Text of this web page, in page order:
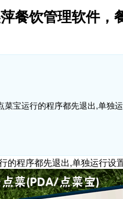
餐饮管理软件，
菜宝运行的程序都先退出,单独
的程序都先退出,单独运行设